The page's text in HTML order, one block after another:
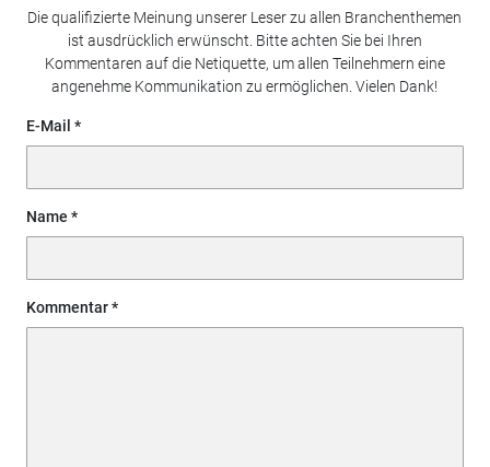
Die qualifizierte Meinung unserer Leser zu allen Branchenthemen
ist ausdrücklich erwünscht. Bitte achten Sie bei Ihren
Kommentaren auf die Netiquette, um allen Teilnehmern eine
angenehme Kommunikation zu ermöglichen. Vielen Dank!
E-Mail
Name
Kommentar